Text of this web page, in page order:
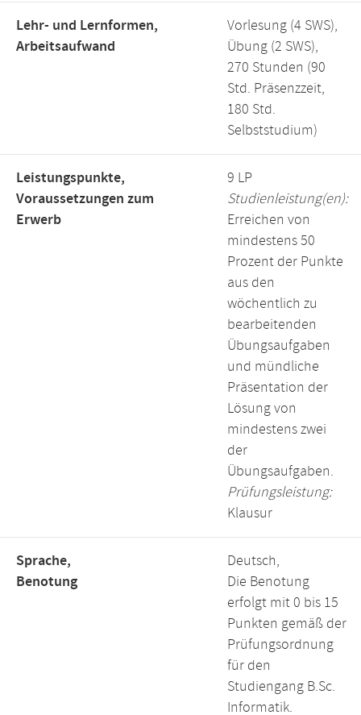
Lehr- und Lernformen,
Arbeitsaufwand
Vorlesung (4 SWS),
Übung (2 SWS),
270 Stunden (90
Std. Präsenzzeit,
180 Std.
Selbststudium)
Leistungspunkte,
Voraussetzungen zum
Erwerb
9 LP
Studienleistung(en):
Erreichen von
mindestens 50
Prozent der Punkte
aus den
wöchentlich zu
bearbeitenden
Übungsaufgaben
und mündliche
Präsentation der
Lösung von
mindestens zwei
der
Übungsaufgaben.
Prüfungsleistung:
Klausur
Sprache,
Benotung
Deutsch,
Die Benotung
erfolgt mit 0 bis 15
Punkten gemäß der
Prüfungsordnung
für den
Studiengang B.Sc.
Informatik.